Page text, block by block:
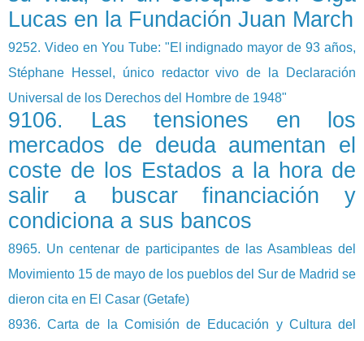
Lucas en la Fundación Juan March
9252. Video en You Tube: "El indignado mayor de 93 años,
Stéphane Hessel, único redactor vivo de la Declaración
Universal de los Derechos del Hombre de 1948"
9106. Las tensiones en los
mercados de deuda aumentan el
coste de los Estados a la hora de
salir a buscar financiación y
condiciona a sus bancos
8965. Un centenar de participantes de las Asambleas del
Movimiento 15 de mayo de los pueblos del Sur de Madrid se
dieron cita en El Casar (Getafe)
8936. Carta de la Comisión de Educación y Cultura del